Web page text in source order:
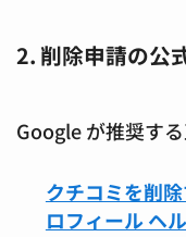
2. 削除申請の公
Google が推奨す
クチコミを削
ロフィール ヘル